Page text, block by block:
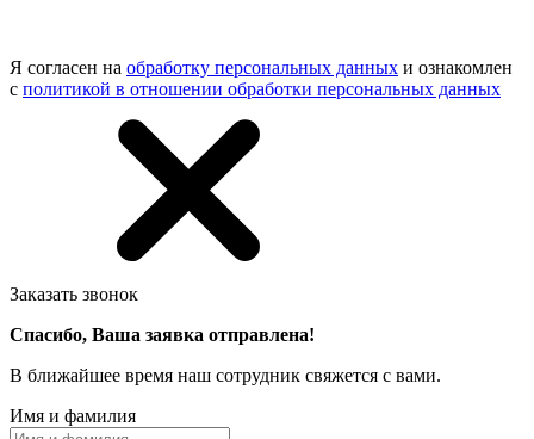
Я согласен на обработку персональных данных и ознакомлен
с политикой в отношении обработки персональных данных
Заказать звонок
Спасибо, Ваша заявка отправлена!
В ближайшее время наш сотрудник свяжется с вами.
Имя и фамилия